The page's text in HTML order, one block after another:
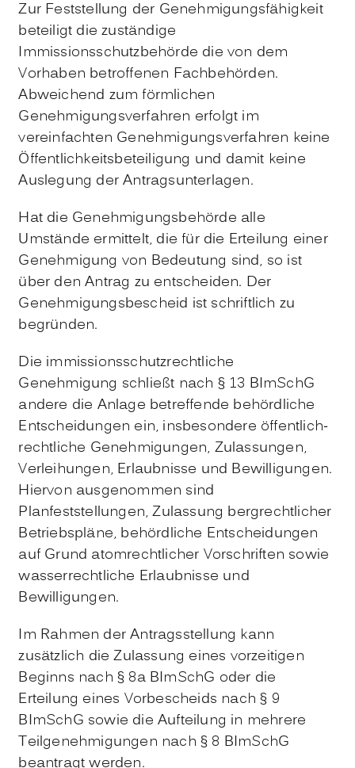
Zur Feststellung der Genehmigungsfähigkeit
beteiligt die zuständige
Immissionsschutzbehörde die von dem
Vorhaben betroffenen Fachbehörden.
Abweichend zum förmlichen
Genehmigungsverfahren erfolgt im
vereinfachten Genehmigungsverfahren keine
Öffentlichkeitsbeteiligung und damit keine
Auslegung der Antragsunterlagen.
Hat die Genehmigungsbehörde alle
Umstände ermittelt, die für die Erteilung einer
Genehmigung von Bedeutung sind, so ist
über den Antrag zu entscheiden. Der
Genehmigungsbescheid ist schriftlich zu
begründen.
Die immissionsschutzrechtliche
Genehmigung schließt nach § 13 BImSchG
andere die Anlage betreffende behördliche
Entscheidungen ein, insbesondere öffentlich-
rechtliche Genehmigungen, Zulassungen,
Verleihungen, Erlaubnisse und Bewilligungen.
Hiervon ausgenommen sind
Planfeststellungen, Zulassung bergrechtlicher
Betriebspläne, behördliche Entscheidungen
auf Grund atomrechtlicher Vorschriften sowie
wasserrechtliche Erlaubnisse und
Bewilligungen.
Im Rahmen der Antragsstellung kann
zusätzlich die Zulassung eines vorzeitigen
Beginns nach § 8a BImSchG oder die
Erteilung eines Vorbescheids nach § 9
BImSchG sowie die Aufteilung in mehrere
Teilgenehmigungen nach § 8 BImSchG
beantragt werden.